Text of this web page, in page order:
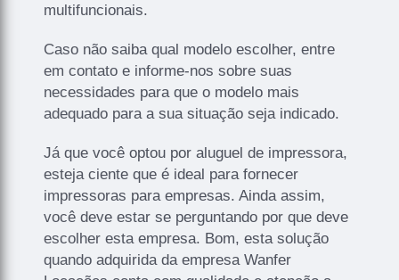
multifuncionais.
Caso não saiba qual modelo escolher, entre
em contato e informe-nos sobre suas
necessidades para que o modelo mais
adequado para a sua situação seja indicado.
Já que você optou por aluguel de impressora,
esteja ciente que é ideal para fornecer
impressoras para empresas. Ainda assim,
você deve estar se perguntando por que deve
escolher esta empresa. Bom, esta solução
quando adquirida da empresa Wanfer